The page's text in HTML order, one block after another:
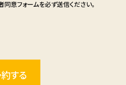
意フォームを必ず送信ください。
する